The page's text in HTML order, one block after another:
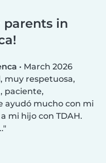
parents in
• March 2026
muy respetuosa,
paciente,
ayudó mucho con mi
mi hijo con TDAH.